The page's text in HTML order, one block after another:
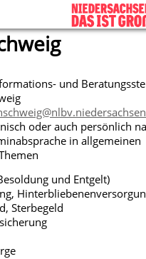
und
oder auch persönlich
in allgemeinen
und Entgelt)
Sterbegeld